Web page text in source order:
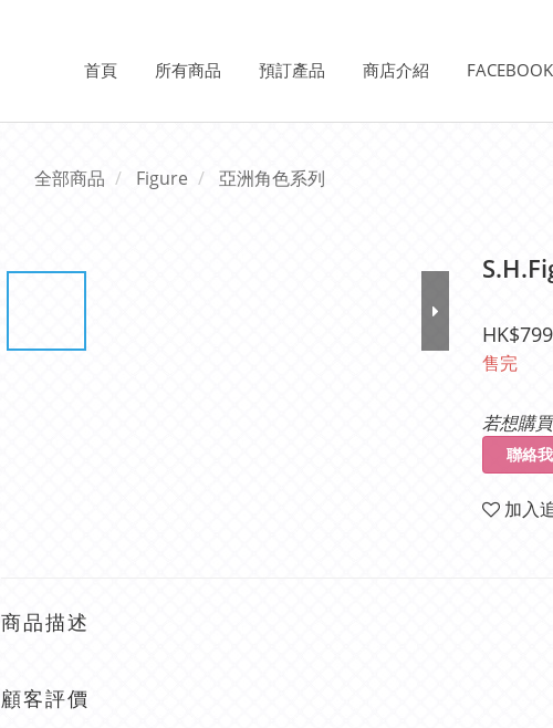
首頁 所有商品 預訂產品 商店介紹
全部商品 Figure 亞洲角色系列
售完
若想購
聯絡
加入
商品描述
顧客評價